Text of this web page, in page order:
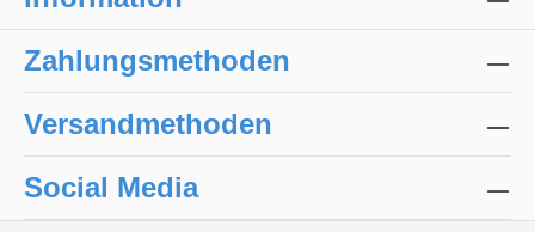
Zahlungsmethoden
Versandmethoden
Social Media